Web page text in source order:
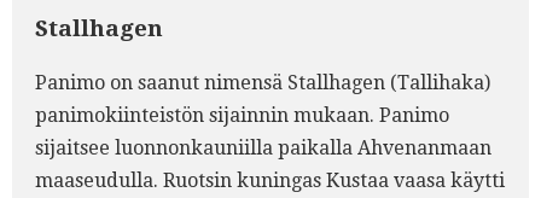
Stallhagen
Panimo on saanut nimensä Stallhagen (Tallihaka)
panimokiinteistön sijainnin mukaan. Panimo
sijaitsee luonnonkauniilla paikalla Ahvenanmaan
maaseudulla. Ruotsin kuningas Kustaa vaasa käytti